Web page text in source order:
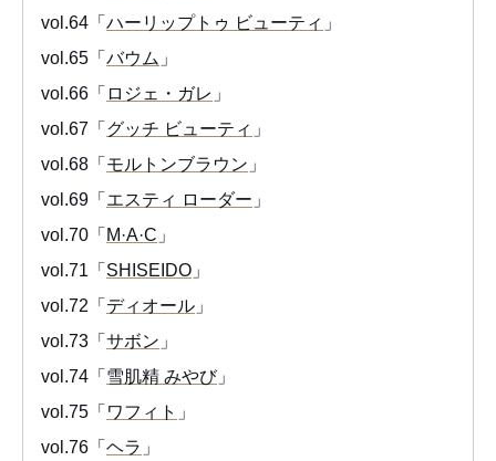
vol.64「 ハーリップトゥ ビューティ 」
vol.65「 バウム 」
vol.66「 ロジェ・ガレ 」
vol.67「 グッチ ビューティ 」
vol.68「 モルトンブラウン 」
vol.69「 エスティ ローダー 」
vol.70「 M·A·C 」
vol.71「 SHISEIDO 」
vol.72「 ディオール 」
vol.73「 サボン 」
vol.74「 雪肌精 みやび」
vol.75「 ワフィト 」
vol.76「 ヘラ 」